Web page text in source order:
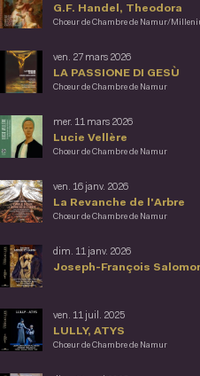
G.F. Handel, Theodora
Chœur de Chambre de Namur/
LA PASSIONE DI GESÙ
ven. 27 mars 2026
Chœur de Chambre de Namur
Lucie Vellère
mer. 11 mars 2026
Chœur de Chambre de Namur
La Revanche de l'Arbre
ven. 16 janv. 2026
Chœur de Chambre de Namur
Joseph-François
dim. 11 janv. 2026
LULLY, ATYS
ven. 11 juil. 2025
Chœur de Chambre de Namur